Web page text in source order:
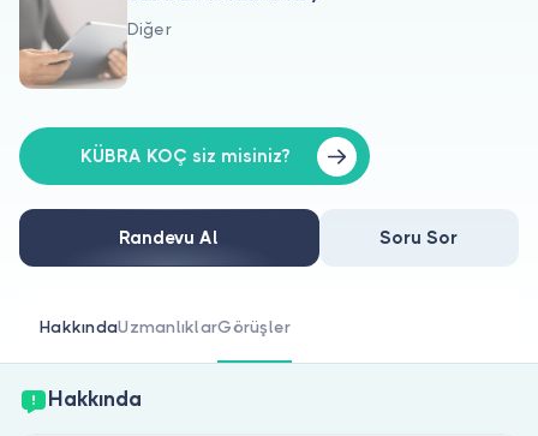
Hakkımızda
Doktorlar için
Doktor musunuz?
Diğer
KÜBRA KOÇ siz misiniz?
Randevu Al Soru Sor
HakkındaUzmanlıklarGörüşler
Hakkında